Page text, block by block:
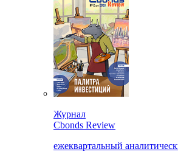
Журнал
Cbonds Review
ежеквартальный